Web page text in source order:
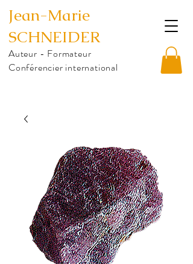
Jean-Marie
SCHNEIDER
Auteur - Formateur
Conférencier international